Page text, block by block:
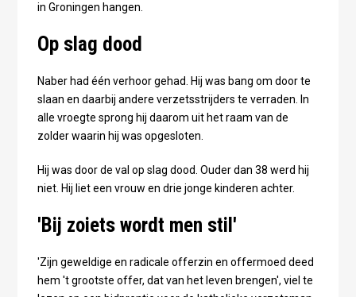
in Groningen hangen.
Op slag dood
Naber had één verhoor gehad. Hij was bang om door te
slaan en daarbij andere verzetsstrijders te verraden. In
alle vroegte sprong hij daarom uit het raam van de
zolder waarin hij was opgesloten.
Hij was door de val op slag dood. Ouder dan 38 werd hij
niet. Hij liet een vrouw en drie jonge kinderen achter.
'Bij zoiets wordt men stil'
'Zijn geweldige en radicale offerzin en offermoed deed
hem 't grootste offer, dat van het leven brengen', viel te